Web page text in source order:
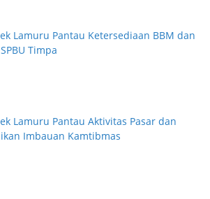
Lamuru Pantau Ketersediaan BBM dan
Timpa
Lamuru Pantau Aktivitas Pasar dan
Imbauan Kamtibmas